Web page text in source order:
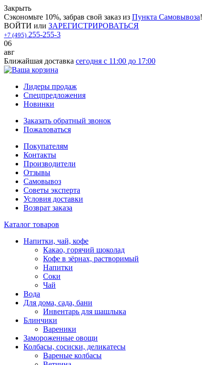
Закрыть
Сэкономьте 10%, забрав свой заказ из Пункта Самовывоза!
ВОЙТИ или ЗАРЕГИСТРИРОВАТЬСЯ
+7 (495) 255-255-3
06
авг
Ближайшая доставка сегодня с 11:00 до 17:00
Лидеры продаж
Спецпредложения
Новинки
Заказать обратный звонок
Пожаловаться
Покупателям
Контакты
Производители
Отзывы
Самовывоз
Советы эксперта
Условия доставки
Возврат заказа
Каталог товаров
Напитки, чай, кофе
Какао, горячий шоколад
Кофе в зёрнах, растворимый
Напитки
Соки
Чай
Вода
Для дома, сада, бани
Инвентарь для шашлыка
Блинчики
Вареники
Замороженные овощи
Колбасы, сосиски, деликатесы
Вареные колбасы